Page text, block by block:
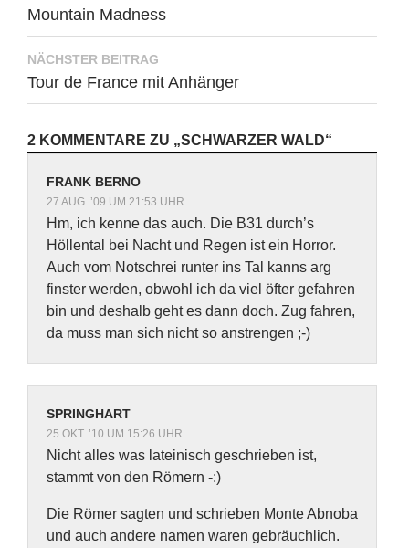
Mountain Madness
NÄCHSTER BEITRAG
Tour de France mit Anhänger
2 KOMMENTARE ZU „SCHWARZER WALD“
FRANK BERNO
27 AUG. ’09 UM 21:53 UHR
Hm, ich kenne das auch. Die B31 durch’s
Höllental bei Nacht und Regen ist ein Horror.
Auch vom Notschrei runter ins Tal kanns arg
finster werden, obwohl ich da viel öfter gefahren
bin und deshalb geht es dann doch. Zug fahren,
da muss man sich nicht so anstrengen ;-)
SPRINGHART
25 OKT. ’10 UM 15:26 UHR
Nicht alles was lateinisch geschrieben ist,
stammt von den Römern -:)
Die Römer sagten und schrieben Monte Abnoba
und auch andere namen waren gebräuchlich.